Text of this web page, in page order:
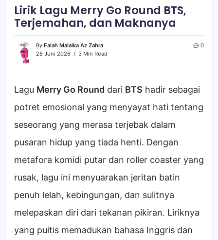
Lirik Lagu Merry Go Round BTS,
Terjemahan, dan Maknanya
By Falah Malaika Az Zahra
28 Juni 2026
3 Min Read
0
Lagu Merry Go Round dari BTS hadir sebagai
potret emosional yang menyayat hati tentang
seseorang yang merasa terjebak dalam
pusaran hidup yang tiada henti. Dengan
metafora komidi putar dan roller coaster yang
rusak, lagu ini menyuarakan jeritan batin
penuh lelah, kebingungan, dan sulitnya
melepaskan diri dari tekanan pikiran. Liriknya
yang puitis memadukan bahasa Inggris dan